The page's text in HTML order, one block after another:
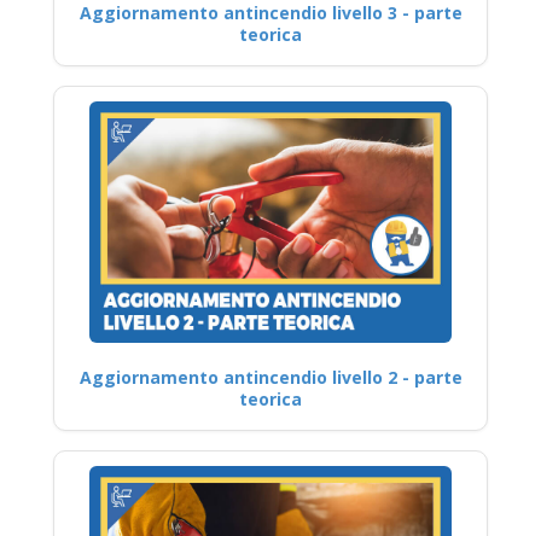
Aggiornamento antincendio livello 3 - parte
teorica
Aggiornamento antincendio livello 2 - parte
teorica